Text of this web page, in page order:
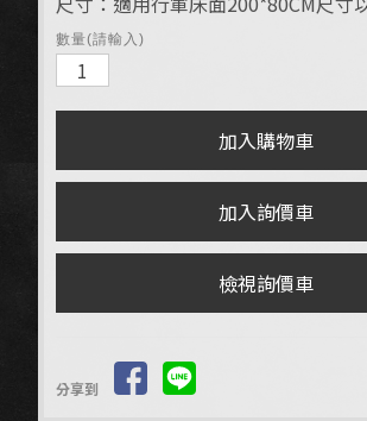
數量(請輸入)
檢視詢價車
分享到